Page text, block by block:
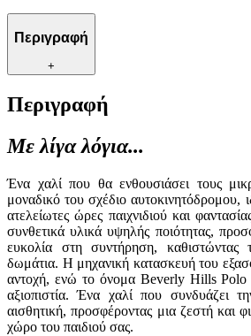
Περιγραφή
+
Περιγραφή
Με λίγα λόγια...
Ένα χαλί που θα ενθουσιάσει τους
μοναδικό του σχέδιο αυτοκινητόδρομου,
ατελείωτες ώρες παιχνιδιού και
συνθετικά υλικά υψηλής ποιότητας,
ευκολία στη συντήρηση, καθιστώντας
δωμάτια. Η μηχανική κατασκευή του
αντοχή, ενώ το όνομα Beverly Hills Polo
αξιοπιστία. Ένα χαλί που συνδυάζει
αισθητική, προσφέροντας μια ζεστή και
χώρο του παιδιού σας.